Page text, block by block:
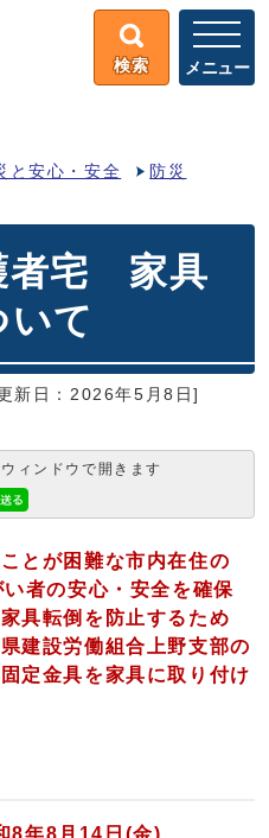
検索 メニュー
と安心・安全 防災
者宅 家具
いて
新日：2026年5月8日]
ィンドウで開きます
とが困難な市内在住の
者の安心・安全を確保
具転倒を防止するため
建設労働組合上野支部の
定金具を家具に取り付け
8年8月14日(金)